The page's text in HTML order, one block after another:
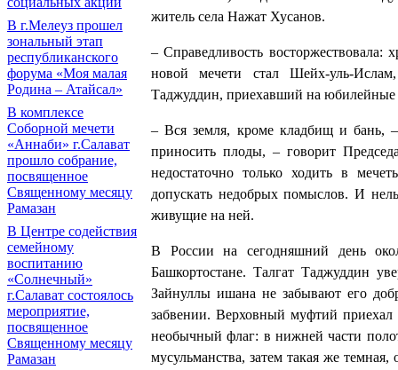
В г.Мелеуз прошел
зональный этап
республиканского
форума «Моя малая
Родина – Атайсал»
В комплексе
Соборной мечети
«Аннаби» г.Салават
прошло собрание,
посвященное
Священному месяцу
Рамазан
В Центре содействия
семейному
воспитанию
«Солнечный»
г.Салават состоялось
мероприятие,
посвященное
Священному месяцу
Рамазан
житель села Нажат Хусанов.
– Справедливость восторжествовала:
новой мечети стал Шейх-уль-
Таджуддин, приехавший на юбилейные
– Вся земля, кроме кладбищ и
приносить плоды, – говорит
недостаточно только ходить в
допускать недобрых помыслов. И
живущие на ней.
В России на сегодняшний день
Башкортостане. Талгат Таджуддин
Зайнуллы ишана не забывают его
забвении. Верховный муфтий
необычный флаг: в нижней части
мусульманства, затем такая же